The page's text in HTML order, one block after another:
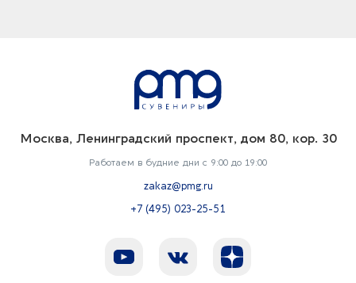
Москва, Ленинградский проспект, дом 80, кор. 30
Работаем в будние дни с 9:00 до 19:00
zakaz@pmg.ru
+7 (495) 023-25-51